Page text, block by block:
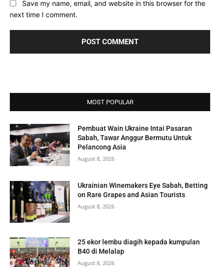
Save my name, email, and website in this browser for the
next time I comment.
MOST POPULAR
Pembuat Wain Ukraine Intai Pasaran
Sabah, Tawar Anggur Bermutu Untuk
Pelancong Asia
August 8, 2026
Ukrainian Winemakers Eye Sabah, Betting
on Rare Grapes and Asian Tourists
August 8, 2026
25 ekor lembu diagih kepada kumpulan
B40 di Melalap
August 8, 2026